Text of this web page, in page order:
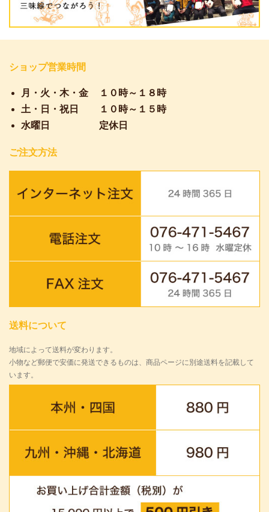
ショップ営業時間
月・火・木・金
１０時～１８時
土・日・祝日
１０時～１５時
水曜日
定休日
ご注文方法
送料について
地域によって送料が変わります。
小物など郵便で安価に発送できるものは、商品ページに別途送料を記載して
います。